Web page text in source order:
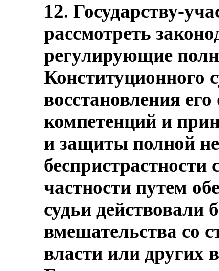
12. Государству-
рассмотреть
регулирующие
Конституционного
восстановления
компетенций и
и защиты полной
беспристрастности
частности путем
судьи действовали
вмешательства со
власти или других